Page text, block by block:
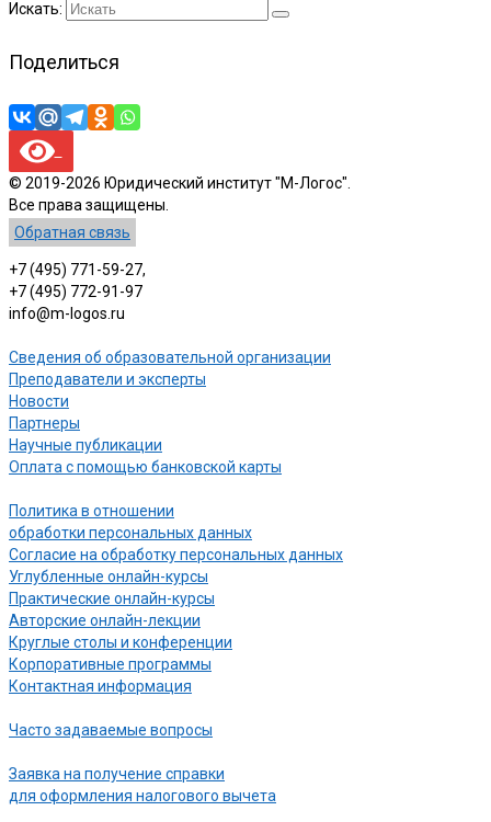
Искать:
Поделиться
© 2019-2026 Юридический институт "М-Логос".
Все права защищены.
Обратная связь
+7 (495) 771-59-27,
+7 (495) 772-91-97
info@m-logos.ru
Сведения об образовательной организации
Преподаватели и эксперты
Новости
Партнеры
Научные публикации
Оплата с помощью банковской карты
Политика в отношении
обработки персональных данных
Согласие на обработку персональных данных
Углубленные онлайн-курсы
Практические онлайн-курсы
Авторские онлайн-лекции
Круглые столы и конференции
Корпоративные программы
Контактная информация
Часто задаваемые вопросы
Заявка на получение справки
для оформления налогового вычета